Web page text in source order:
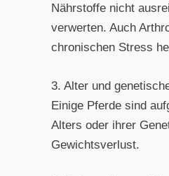
Nährstoffe nicht
verwerten. Auch
chronischen Stress
3. Alter und
Einige Pferde sind
Alters oder ihrer
Gewichtsverlust.